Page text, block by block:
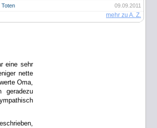
09.09.2011
Toten
mehr zu A. Z.
eine sehr
nette
Oma,